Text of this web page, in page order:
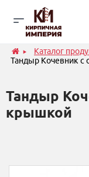
Каталог
Тандыр Кочевник с
Тандыр
крышкой